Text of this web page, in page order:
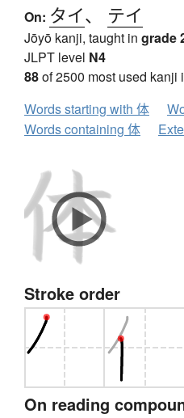
On: タイ、 テイ
Jōyō kanji, taught in grade
JLPT level N4
88of 2500 most used kanji
Words starting with 体
Words containing 体
Stroke order
On reading